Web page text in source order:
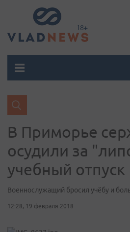
В Приморье
осудили за
учебный отпуск
Военнослужащий бросил учёбу и
12:28, 19 февраля 2018